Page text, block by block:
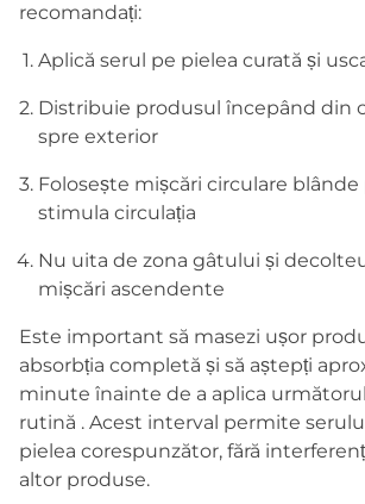
recomandați:
Aplică serul pe pielea curată și
Distribuie produsul începând din
spre exterior
Folosește mișcări circulare
stimula circulația
Nu uita de zona gâtului și
mișcări ascendente
Este important să masezi ușor
absorbția completă și să aștepți
minute înainte de a aplica
rutină . Acest interval permite
pielea corespunzător, fără
altor produse.